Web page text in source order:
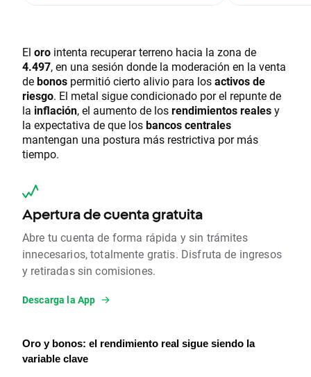
El oro intenta recuperar terreno hacia la zona de
4.497, en una sesión donde la moderación en la venta
debonos permitió cierto alivio para losactivos de
riesgo. El metal sigue condicionado por el repunte de
la inflación, el aumento de losrendimientos realesy
la expectativa de que losbancos centrales
mantengan una postura más restrictiva por más
tiempo.
Apertura de cuenta gratuita
Abre tu cuenta de forma rápida y sin trámites
innecesarios, totalmente gratis. Disfruta de ingresos
y retiradas sin comisiones.
Descarga la App
Oro y bonos: el rendimiento real sigue siendo la
variable clave